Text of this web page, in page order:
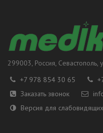
299003, Россия, Севастополь,
+7 978 854 30 65
Заказать звонок
Версия для слабовидящих